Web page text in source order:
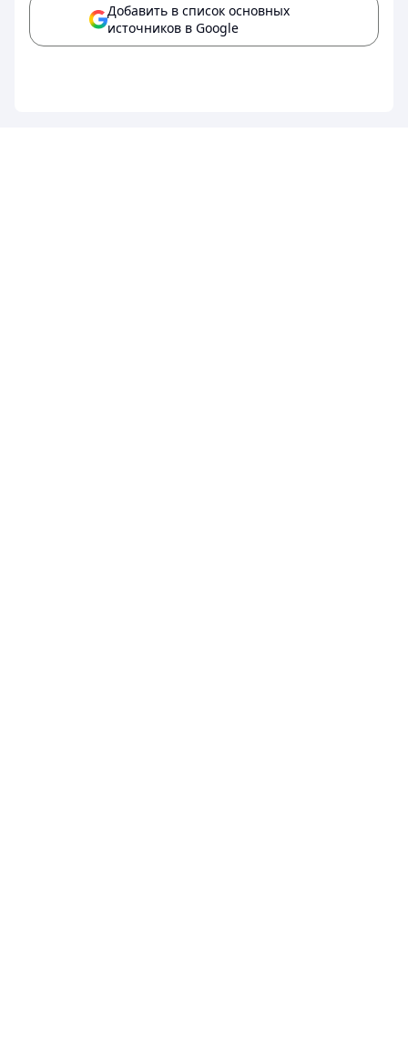
Добавить в список основных
источников в Google